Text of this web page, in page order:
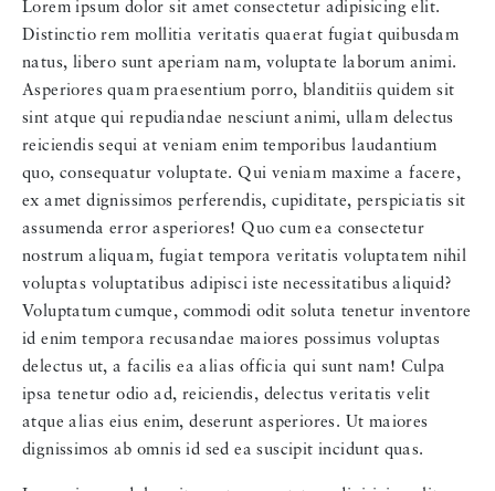
Lorem ipsum dolor sit amet consectetur adipisicing elit.
Distinctio rem mollitia veritatis quaerat fugiat quibusdam
natus, libero sunt aperiam nam, voluptate laborum animi.
Asperiores quam praesentium porro, blanditiis quidem sit
sint atque qui repudiandae nesciunt animi, ullam delectus
reiciendis sequi at veniam enim temporibus laudantium
quo, consequatur voluptate. Qui veniam maxime a facere,
ex amet dignissimos perferendis, cupiditate, perspiciatis sit
assumenda error asperiores! Quo cum ea consectetur
nostrum aliquam, fugiat tempora veritatis voluptatem nihil
voluptas voluptatibus adipisci iste necessitatibus aliquid?
Voluptatum cumque, commodi odit soluta tenetur inventore
id enim tempora recusandae maiores possimus voluptas
delectus ut, a facilis ea alias officia qui sunt nam! Culpa
ipsa tenetur odio ad, reiciendis, delectus veritatis velit
atque alias eius enim, deserunt asperiores. Ut maiores
dignissimos ab omnis id sed ea suscipit incidunt quas.